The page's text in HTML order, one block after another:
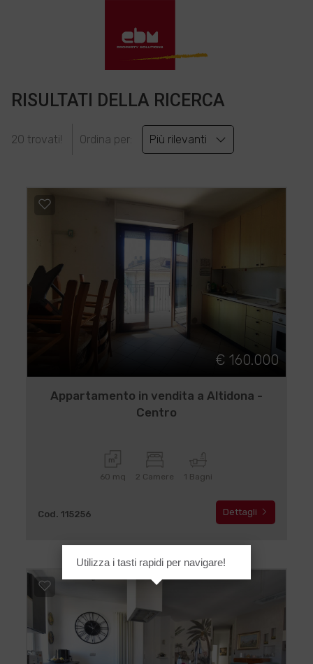
RISULTATI DELLA RICERCA
20 trovati! Ordina per: Più rilevanti
€ 160.000
Appartamento in vendita a Altidona -
Centro
60 mq 2 Camere 1 Bagni
Cod. 115256 Dettagli
Utilizza i tasti rapidi per navigare!